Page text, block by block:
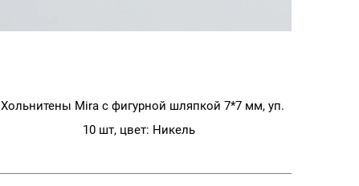
Хольнитены Mira с фигурной шляпкой 7*7 мм, уп.
10 шт, цвет: Никель